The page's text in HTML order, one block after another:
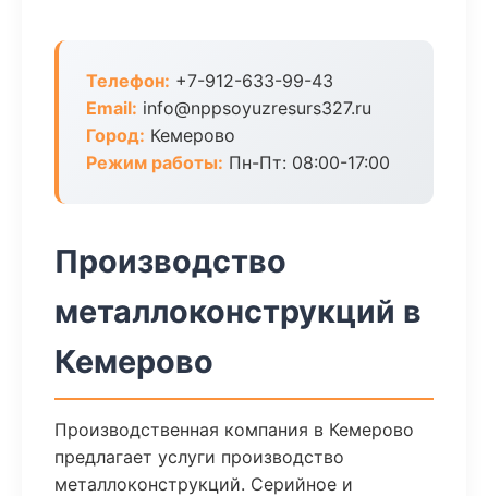
Телефон: +7-912-633-99-43
Email: info@nppsoyuzresurs327.ru
Город: Кемерово
Режим работы: Пн-Пт: 08:00-17:00
Производство
металлоконструкций в
Кемерово
Производственная компания в Кемерово
предлагает услуги производство
металлоконструкций. Серийное и